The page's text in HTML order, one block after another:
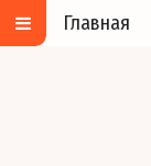
Главная